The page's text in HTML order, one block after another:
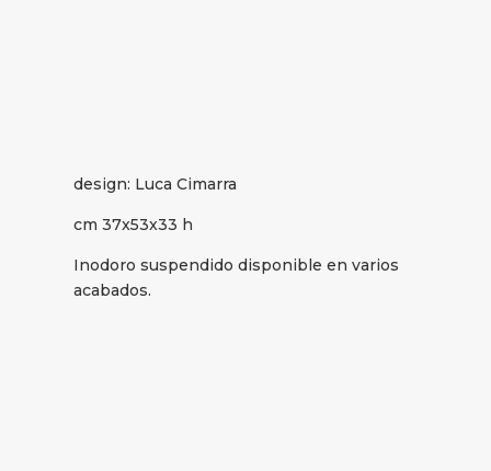
design: Luca Cimarra
cm 37x53x33 h
Inodoro suspendido disponible en varios
acabados.